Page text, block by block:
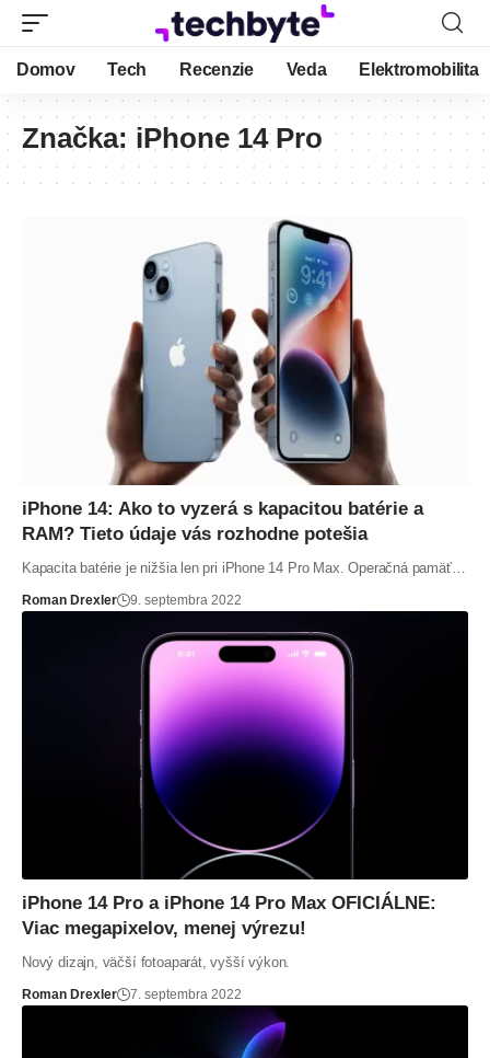
Domov Tech Recenzie Veda Elektromobilita
Značka: iPhone 14 Pro
iPhone 14: Ako to vyzerá s kapacitou batérie a
RAM? Tieto údaje vás rozhodne potešia
Kapacita batérie je nižšia len pri iPhone 14 Pro Max. Operačná pamäť…
Roman Drexler 9. septembra 2022
iPhone 14 Pro a iPhone 14 Pro Max OFICIÁLNE:
Viac megapixelov, menej výrezu!
Nový dizajn, väčší fotoaparát, vyšší výkon.
Roman Drexler 7. septembra 2022